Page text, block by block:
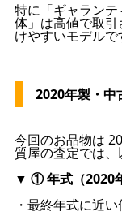
特に「ギャラン
体」は高値で取
けやすいモデルで
2020年製・中
今回のお品物は
質屋の査定では、
▼ ① 年式（2020
・最終年式に近